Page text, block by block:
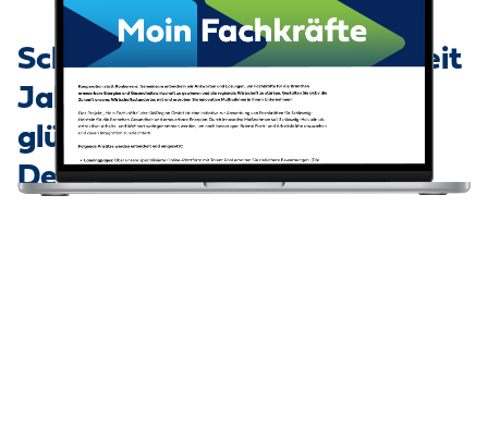
Schleswig-Holstein gehört seit
Jahren zu den drei
glücklichsten Bundesländern
Deutschlands.